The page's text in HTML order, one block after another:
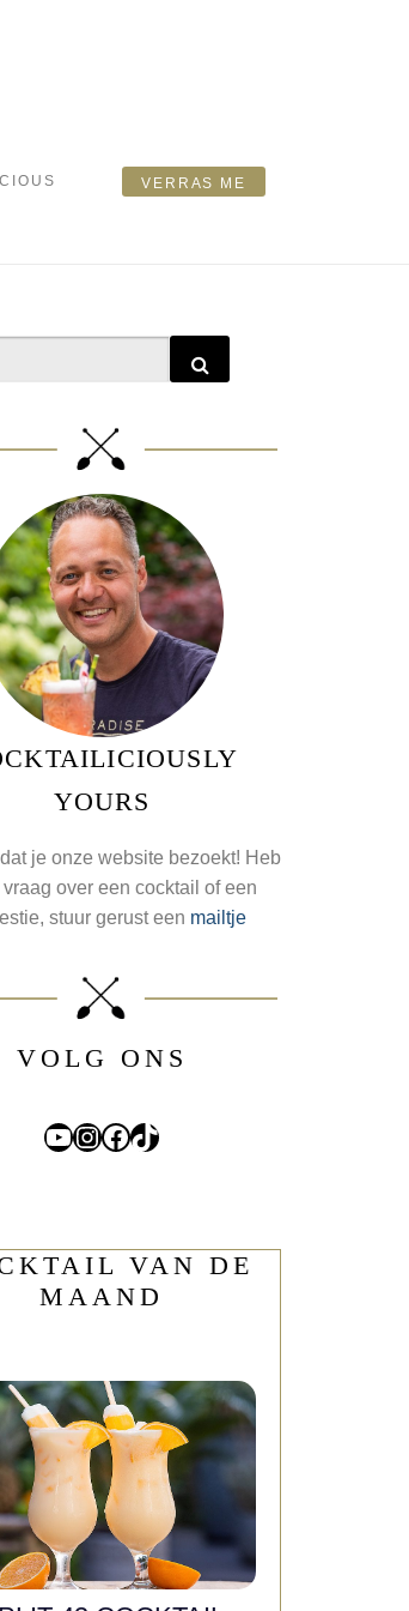
VERRAS ME
YOURS
je onze website bezoekt! Heb
over een cocktail of een
stuur gerust een mailtje
VOLG ONS
YouTube
Instagram
Facebook
TikTok
VAN DE
MAAND